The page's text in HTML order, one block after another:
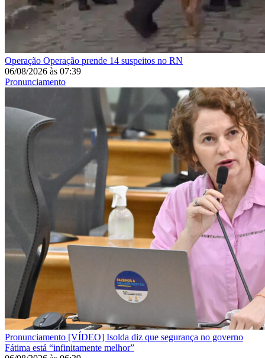
Operação Operação prende 14 suspeitos no RN
06/08/2026 às 07:39
Pronunciamento
Pronunciamento [VÍDEO] Isolda diz que segurança no governo
Fátima está “infinitamente melhor”